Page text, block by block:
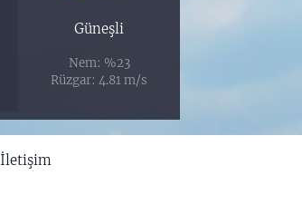
Güneşli
Nem: %23
Rüzgar: 4.81 m/s
İletişim